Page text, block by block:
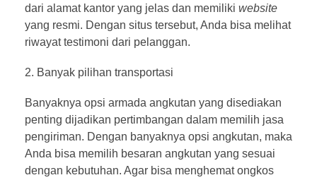
dari alamat kantor yang jelas dan memiliki website
yang resmi. Dengan situs tersebut, Anda bisa melihat
riwayat testimoni dari pelanggan.
Banyak pilihan transportasi
Banyaknya opsi armada angkutan yang disediakan
penting dijadikan pertimbangan dalam memilih jasa
pengiriman. Dengan banyaknya opsi angkutan, maka
Anda bisa memilih besaran angkutan yang sesuai
dengan kebutuhan. Agar bisa menghemat ongkos